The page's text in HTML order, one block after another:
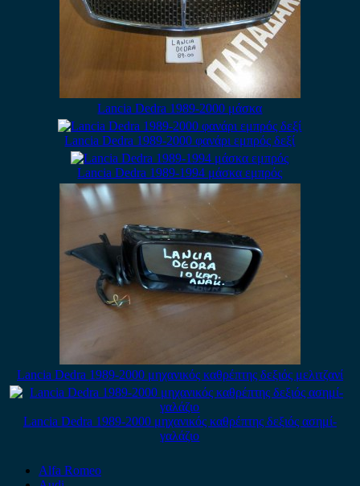
Lancia Dedra 1989-2000 μάσκα
Lancia Dedra 1989-2000 φανάρι εμπρός δεξί
Lancia Dedra 1989-1994 μάσκα εμπρός
Lancia Dedra 1989-2000 μηχανικός καθρέπτης δεξιός μελιτζανί
Lancia Dedra 1989-2000 μηχανικός καθρέπτης δεξιός ασημί-
γαλάζιο
Alfa Romeo